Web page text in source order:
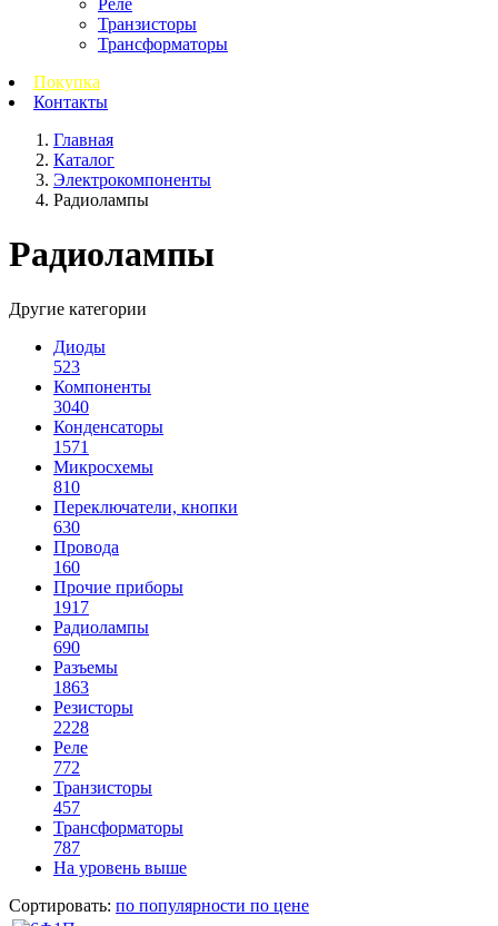
Реле
Транзисторы
Трансформаторы
Покупка
Контакты
Главная
Каталог
Электрокомпоненты
Радиолампы
Радиолампы
Другие категории
Диоды
523
Компоненты
3040
Конденсаторы
1571
Микросхемы
810
Переключатели, кнопки
630
Провода
160
Прочие приборы
1917
Радиолампы
690
Разъемы
1863
Резисторы
2228
Реле
772
Транзисторы
457
Трансформаторы
787
На уровень выше
Сортировать: по популярности по цене